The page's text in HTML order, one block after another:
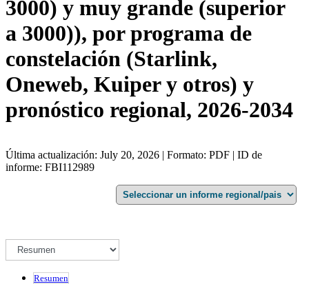
3000) y muy grande (superior
a 3000)), por programa de
constelación (Starlink,
Oneweb, Kuiper y otros) y
pronóstico regional, 2026-2034
Última actualización: July 20, 2026 | Formato: PDF | ID de
informe: FBI112989
Resumen